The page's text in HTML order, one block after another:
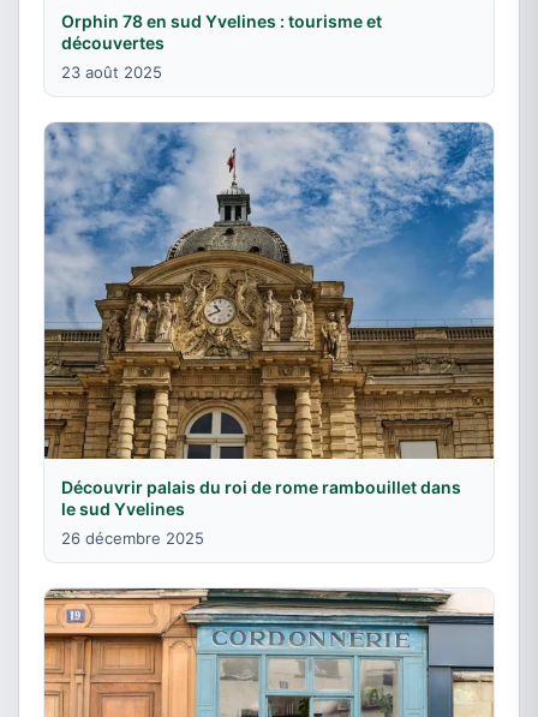
Orphin 78 en sud Yvelines : tourisme et
découvertes
23 août 2025
Découvrir palais du roi de rome rambouillet dans
le sud Yvelines
26 décembre 2025